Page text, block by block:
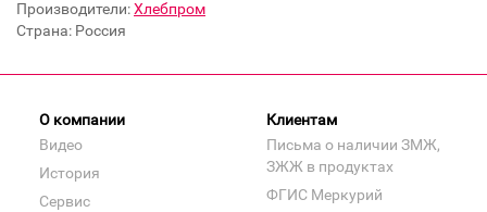
Производители:Хлебпром
Страна: Россия
О компании
Видео
История
Сервис
Клиентам
Письма о наличии ЗМЖ,
ЗЖЖ в продуктах
ФГИС Меркурий